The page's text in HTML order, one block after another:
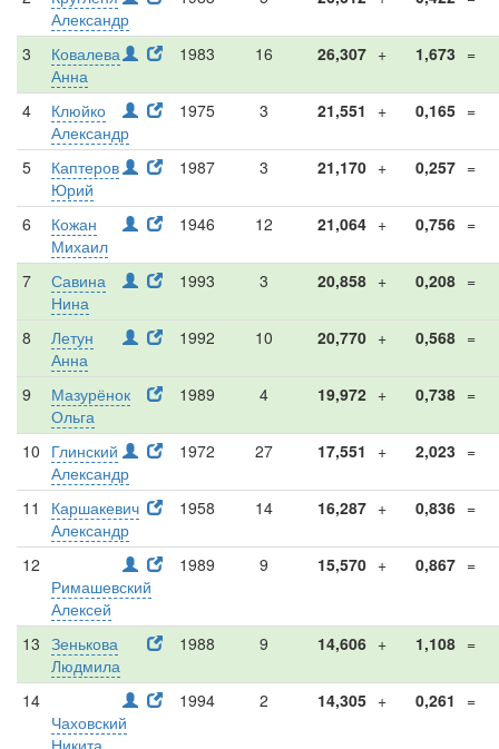
Александр
3
Ковалева
Анна
1983 16 26,307 + 1,673 =
4
Клюйко
Александр
1975 3 21,551 + 0,165 =
5
Каптеров
Юрий
1987 3 21,170 + 0,257 =
6
Кожан
Михаил
1946 12 21,064 + 0,756 =
7
Савина
Нина
1993 3 20,858 + 0,208 =
8
Летун
Анна
1992 10 20,770 + 0,568 =
9
Мазурёнок
Ольга
1989 4 19,972 + 0,738 =
10 Глинский
Александр
1972 27 17,551 + 2,023 =
11
Каршакевич
Александр
1958 14 16,287 + 0,836 =
12
Римашевский
Алексей
1989 9 15,570 + 0,867 =
13 Зенькова
Людмила
1988 9 14,606 + 1,108 =
14
Чаховский
Никита
1994 2 14,305 + 0,261 =